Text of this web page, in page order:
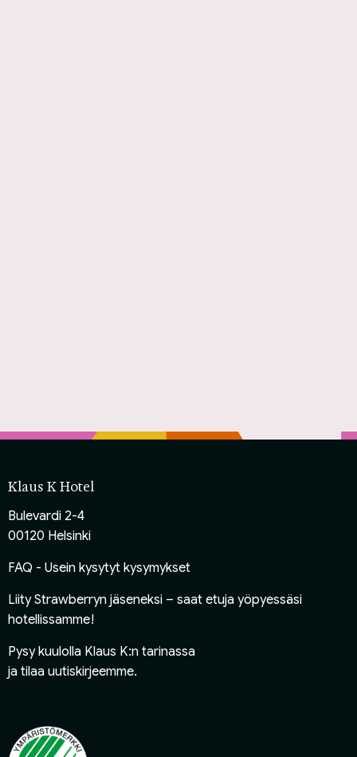
Klaus K Hotel
Bulevardi 2-4
00120 Helsinki
FAQ - Usein kysytyt kysymykset
Liity Strawberryn jäseneksi – saat etuja yöpyessäsi
hotellissamme!
Pysy kuulolla Klaus K:n tarinassa
ja tilaa uutiskirjeemme.